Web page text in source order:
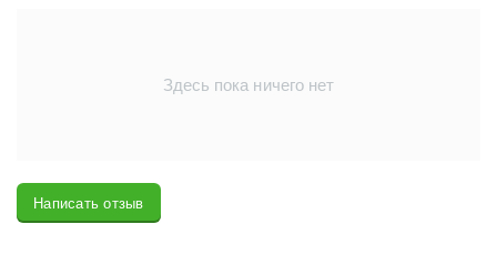
Здесь пока ничего нет
Написать отзыв